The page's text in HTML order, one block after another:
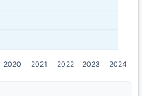
2020 2021 2022 2023 2024